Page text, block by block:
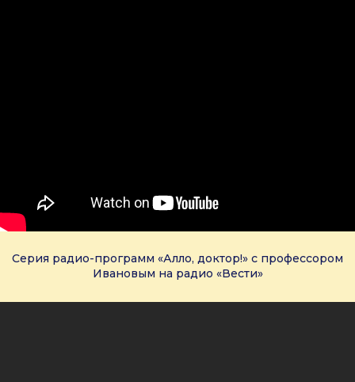
Серия радио-программ «Алло, доктор!» с профессором
Ивановым на радио «Вести»